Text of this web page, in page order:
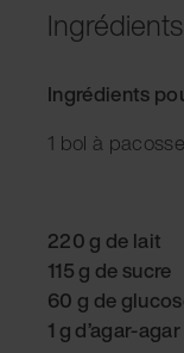
Ingrédients
1 bol à
220 g de lait
115 g de sucre
60 g de
1 g d’agar-agar